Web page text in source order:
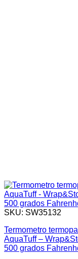
SKU: SW35132
Termometro
AquaTuff –
500 grados